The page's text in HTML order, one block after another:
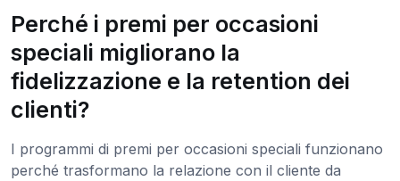
Perché i premi per occasioni
speciali migliorano la
fidelizzazione e la retention dei
clienti?
I programmi di premi per occasioni speciali funzionano
perché trasformano la relazione con il cliente da